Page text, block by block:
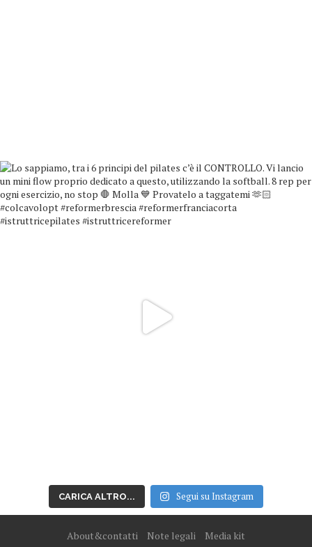
CARICA ALTRO... Segui su Instagram
About&contatti Note legali Media kit